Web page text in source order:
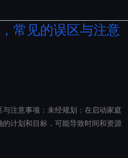
常见的误区与注意
注意事项：未经规划：在启动家庭
计划和目标，可能导致时间和资源